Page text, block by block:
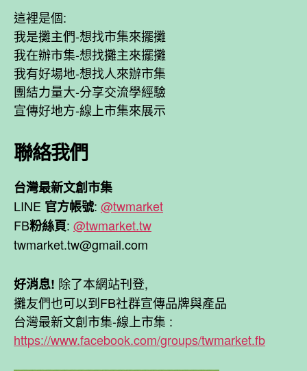
這裡是個:
我是攤主們-想找市集來擺攤
我在辦市集-想找攤主來擺攤
我有好場地-想找人來辦市集
團結力量大-分享交流學經驗
宣傳好地方-線上市集來展示
聯絡我們
台灣最新文創市集
LINE 官方帳號: @twmarket
FB粉絲頁: @twmarket.tw
twmarket.tw@gmail.com
好消息! 除了本網站刊登,
攤友們也可以到FB社群宣傳品牌與產品
台灣最新文創市集-線上市集 :
https://www.facebook.com/groups/twmarket.fb